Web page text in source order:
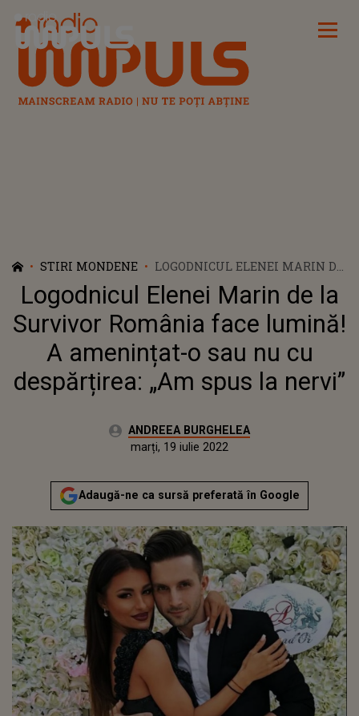
Radio Impuls
STIRI MONDENE
LOGODNICUL ELENEI MARIN DE
LA SURVIVOR ROMÂNIA FACE
LUMINĂ! A AMENINȚAT-O SAU
NU CU DESPĂRȚIREA: „AM SPUS
LA NERVI”
Logodnicul Elenei Marin de la
Survivor România face lumină!
A amenințat-o sau nu cu
despărțirea: „Am spus la nervi”
Autor:ANDREEA BURGHELEA
Actualizat:
marți, 19 iulie 2022
Adaugă-ne ca sursă preferată în Google